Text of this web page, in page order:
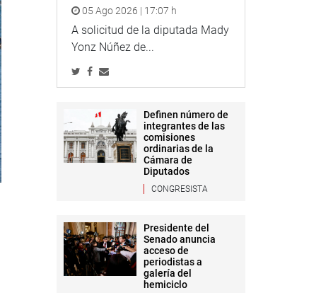
05 Ago 2026 | 17:07 h
A solicitud de la diputada Mady
Yonz Núñez de...
Definen número de
integrantes de las
comisiones
ordinarias de la
Cámara de
Diputados
CONGRESISTA
Presidente del
Senado anuncia
acceso de
periodistas a
galería del
hemiciclo